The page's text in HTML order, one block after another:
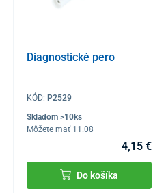
Diagnostické pero
KÓD: P2529
Skladom >10ks
Môžete mať 11.08
4,15 €
Do košíka